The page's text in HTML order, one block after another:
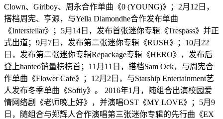
Clown、Giriboy、周永合作单曲《0 (YOUNG)》；2月12日，
搭档周宪、亨源，与Yella Diamondhe合作发布单曲
《Interstellar》；5月14日，发布首张迷你专辑《Trespass》并正
式出道；9月7日，发布第二张迷你专辑《RUSH》；10月22
日，发布第二张迷你专辑Repackage专辑《HERO》，发布后
登上hanteo销量榜榜首；11月11日，搭档Sam Ock，与周宪合
作单曲《Flower Cafe》；12月2日，与Starship Entertainment艺
人发布冬季单曲《Softly》。 2016年1月，随组合出演校园爱
情网络剧《老师晚上好》，并演唱OST《MY LOVE》；5月9
日，随组合与郑辉人合作演唱第三张迷你专辑的先行曲《EX